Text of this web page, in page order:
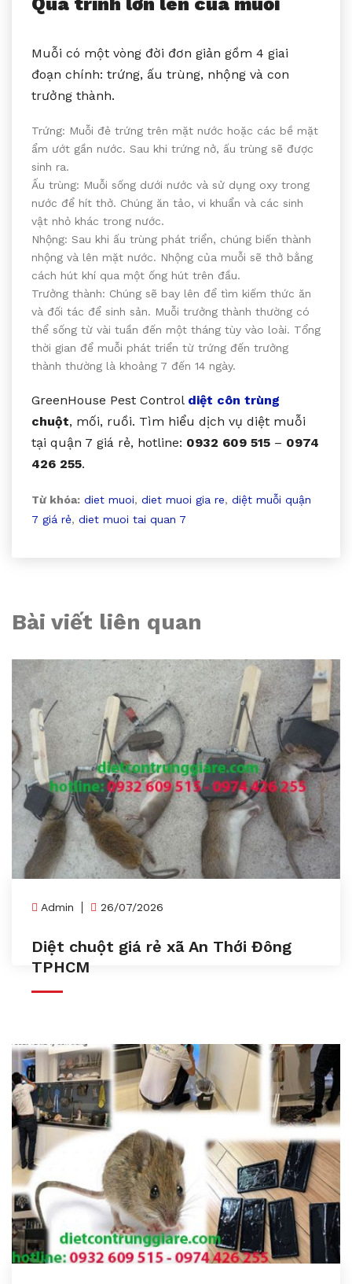
Muỗi có một vòng đời đơn giản gồm 4 giai
đoạn chính: trứng, ấu trùng, nhộng và con
trưởng thành.
Trứng: Muỗi đẻ trứng trên mặt nước hoặc các bề mặt
ẩm ướt gần nước. Sau khi trứng nở, ấu trùng sẽ được
sinh ra.
Ấu trùng: Muỗi sống dưới nước và sử dụng oxy trong
nước để hít thở. Chúng ăn tảo, vi khuẩn và các sinh
vật nhỏ khác trong nước.
Nhộng: Sau khi ấu trùng phát triển, chúng biến thành
nhộng và lên mặt nước. Nhộng của muỗi sẽ thở bằng
cách hút khí qua một ống hút trên đầu.
Trưởng thành: Chúng sẽ bay lên để tìm kiếm thức ăn
và đối tác để sinh sản. Muỗi trưởng thành thường có
thể sống từ vài tuần đến một tháng tùy vào loài. Tổng
thời gian để muỗi phát triển từ trứng đến trưởng
thành thường là khoảng 7 đến 14 ngày.
GreenHouse Pest Control diệt côn trùng
chuột, mối, ruồi. Tìm hiểu dịch vụ diệt muỗi
tại quận 7 giá rẻ, hotline: 0932 609 515 – 0974
426 255.
Từ khóa: diet muoi, diet muoi gia re, diệt muỗi quận
7 giá rẻ, diet muoi tai quan 7
Bài viết liên quan
Admin 26/07/2026
Diệt chuột giá rẻ xã An Thới Đông
TPHCM